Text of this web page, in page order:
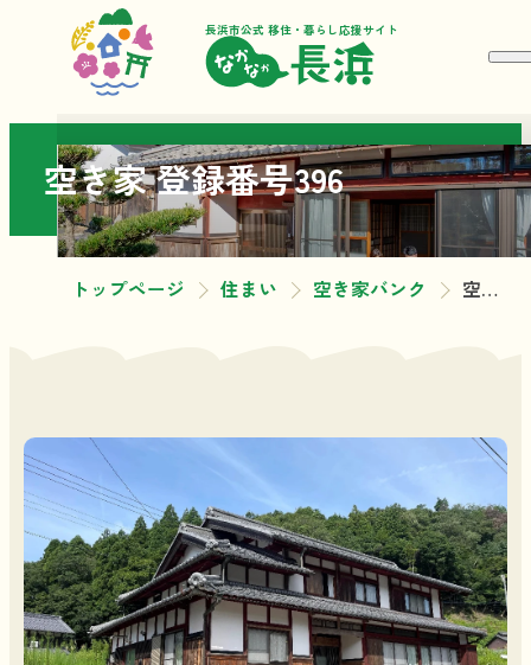
長浜市公式 移住・暮らし応援サイト
空き家 登録番号396
トップページ 住まい 空き家バンク 空き家 登録番号396